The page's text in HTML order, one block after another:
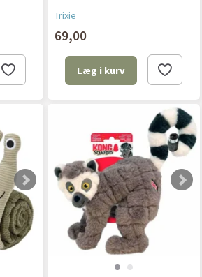
Trixie
69,00
Læg i kurv